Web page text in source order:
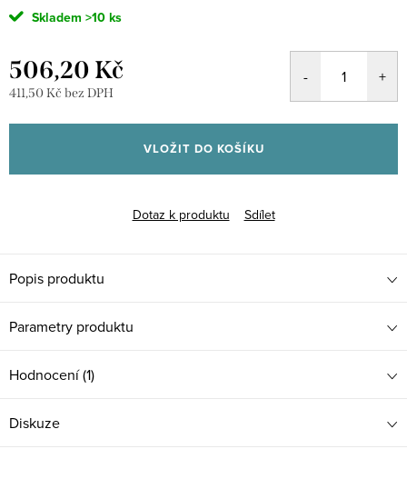
Skladem >10 ks
506,20 Kč
411,50 Kč bez DPH
cena:
VLOŽIT DO KOŠÍKU
Dotaz k produktu Sdílet
Popis produktu
Parametry produktu
Hodnocení (1)
Diskuze